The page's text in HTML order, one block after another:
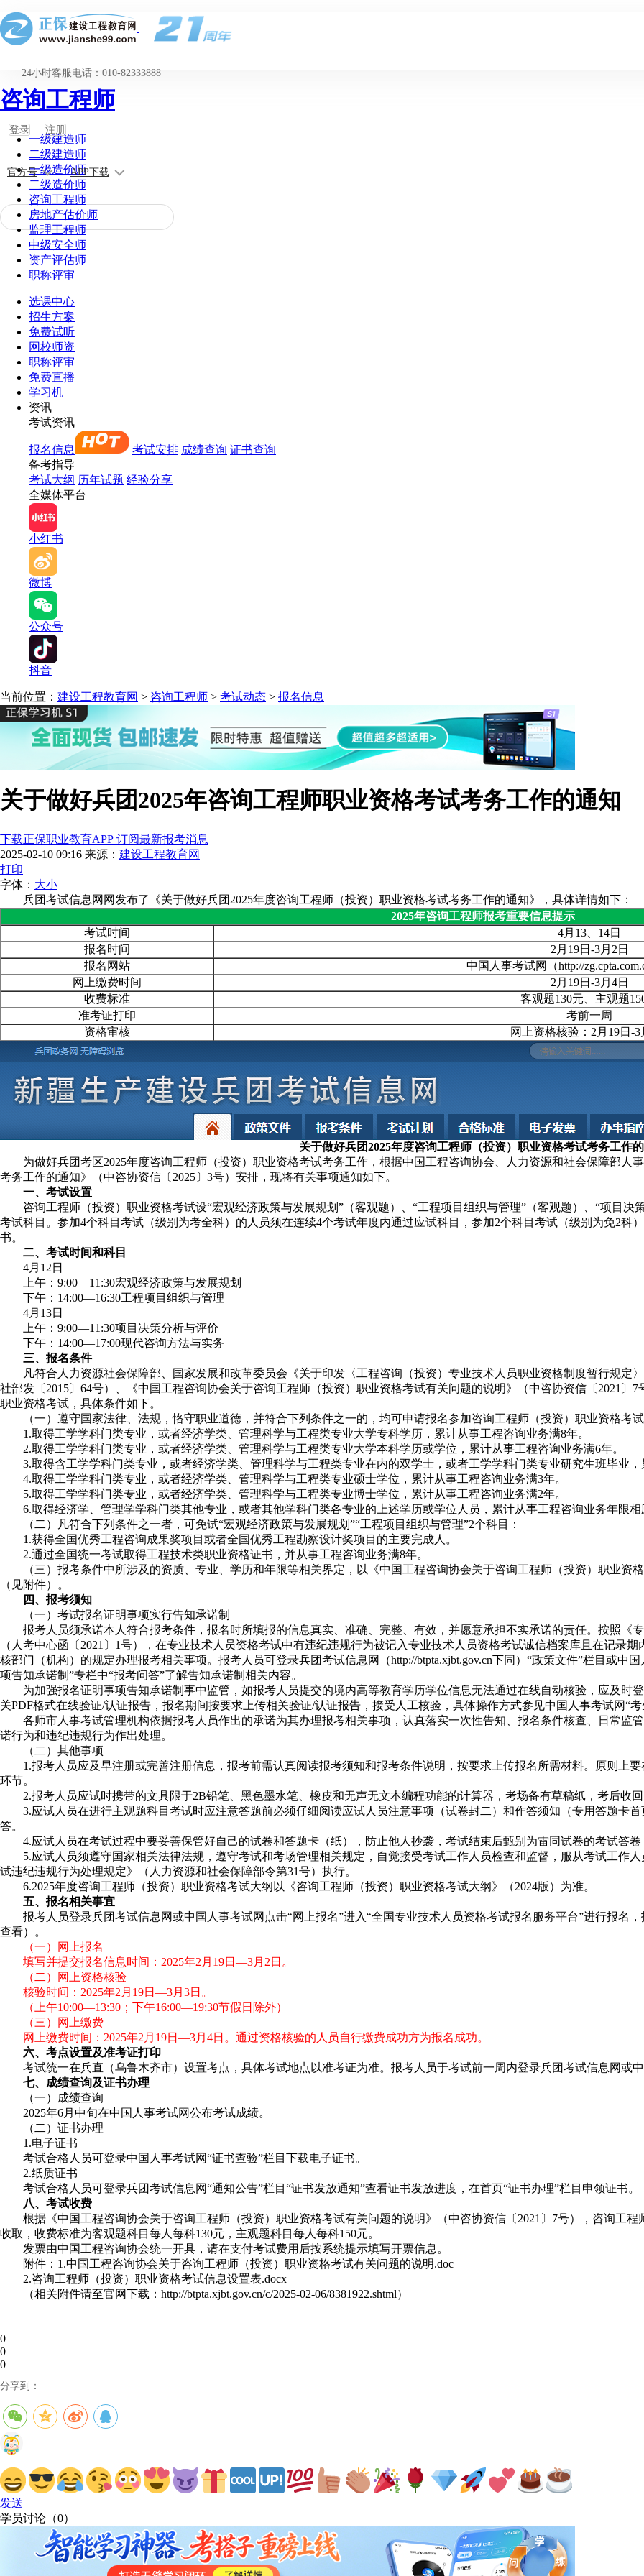
24小时客服电话：010-82333888
登录 注册
官方号 APP下载
咨询工程师
一级建造师
二级建造师
一级造价师
二级造价师
咨询工程师
房地产估价师
监理工程师
中级安全师
资产评估师
职称评审
选课中心
招生方案
免费试听
网校师资
职称评审
免费直播
学习机
资讯
考试资讯
报名信息 考试安排 成绩查询 证书查询
备考指导
考试大纲 历年试题 经验分享
全媒体平台
小红书
微博
公众号
抖音
当前位置： 建设工程教育网 > 咨询工程师 > 考试动态 > 报名信息
关于做好兵团2025年咨询工程师职业资格考试考务工作的通知
下载正保职业教育APP 订阅最新报考消息
2025-02-10 09:16 来源： 建设工程教育网
打印
字体： 大小
兵团考试信息网网发布了《关于做好兵团2025年度咨询工程师（投资）职业资格考试考务工作的通知》，具体详情如下：
2025年咨询工程师报考重要信息提示
考试时间
4月13、14日
报名时间
2月19日-3月2日
报名网站
中国人事考试网（http://
网上缴费时间
2月19日-3月4日
收费标准
客观题130元、主观题
准考证打印
考前一周
资格审核
网上资格核验：2月19日-3
关于做好兵团2025年度咨询工程师（投资）职业资格考试考务工作
为做好兵团考区2025年度咨询工程师（投资）职业资格考试考务工作，根据中国工程咨询协会、人力资源和社会保障部人
考务工作的通知》（中咨协资信〔2025〕3号）安排，现将有关事项通知如下。
一、考试设置
咨询工程师（投资）职业资格考试设“宏观经济政策与发展规划”（客观题）、“工程项目组织与管理”（客观题）、“项目决
考试科目。参加4个科目考试（级别为考全科）的人员须在连续4个考试年度内通过应试科目，参加2个科目考试（级别为免2科
书。
二、考试时间和科目
4月12日
上午：9:00—11:30宏观经济政策与发展规划
下午：14:00—16:30工程项目组织与管理
4月13日
上午：9:00—11:30项目决策分析与评价
下午：14:00—17:00现代咨询方法与实务
三、报名条件
凡符合人力资源社会保障部、国家发展和改革委员会《关于印发〈工程咨询（投资）专业技术人员职业资格制度暂行规定
社部发〔2015〕64号）、《中国工程咨询协会关于咨询工程师（投资）职业资格考试有关问题的说明》（中咨协资信〔2021〕
职业资格考试，具体条件如下。
（一）遵守国家法律、法规，恪守职业道德，并符合下列条件之一的，均可申请报名参加咨询工程师（投资）职业资格考试
1.取得工学学科门类专业，或者经济学类、管理科学与工程类专业大学专科学历，累计从事工程咨询业务满8年。
2.取得工学学科门类专业，或者经济学类、管理科学与工程类专业大学本科学历或学位，累计从事工程咨询业务满6年。
3.取得含工学学科门类专业，或者经济学类、管理科学与工程类专业在内的双学士，或者工学学科门类专业研究生班毕业，
4.取得工学学科门类专业，或者经济学类、管理科学与工程类专业硕士学位，累计从事工程咨询业务满3年。
5.取得工学学科门类专业，或者经济学类、管理科学与工程类专业博士学位，累计从事工程咨询业务满2年。
6.取得经济学、管理学学科门类其他专业，或者其他学科门类各专业的上述学历或学位人员，累计从事工程咨询业务年限相
（二）凡符合下列条件之一者，可免试“宏观经济政策与发展规划”“工程项目组织与管理”2个科目：
1.获得全国优秀工程咨询成果奖项目或者全国优秀工程勘察设计奖项目的主要完成人。
2.通过全国统一考试取得工程技术类职业资格证书，并从事工程咨询业务满8年。
（三）报考条件中所涉及的资质、专业、学历和年限等相关界定，以《中国工程咨询协会关于咨询工程师（投资）职业资
（见附件）。
四、报考须知
（一）考试报名证明事项实行告知承诺制
报考人员须承诺本人符合报考条件，报名时所填报的信息真实、准确、完整、有效，并愿意承担不实承诺的责任。按照《专
（人考中心函〔2021〕1号），在专业技术人员资格考试中有违纪违规行为被记入专业技术人员资格考试诚信档案库且在记录
核部门（机构）的规定办理报考相关事项。报考人员可登录兵团考试信息网（http://btpta.xjbt.gov.cn下同）“政策文件”栏目或中
项告知承诺制”专栏中“报考问答”了解告知承诺制相关内容。
为加强报名证明事项告知承诺制事中监管，如报考人员提交的境内高等教育学历学位信息无法通过在线自动核验，应及时
关PDF格式在线验证/认证报告，报名期间按要求上传相关验证/认证报告，接受人工核验，具体操作方式参见中国人事考试网“考
各师市人事考试管理机构依据报考人员作出的承诺为其办理报考相关事项，认真落实一次性告知、报名条件核查、日常监
诺行为和违纪违规行为作出处理。
（二）其他事项
1.报考人员应及早注册或完善注册信息，报考前需认真阅读报考须知和报考条件说明，按要求上传报名所需材料。原则上
环节。
2.报考人员应试时携带的文具限于2B铅笔、黑色墨水笔、橡皮和无声无文本编程功能的计算器，考场备有草稿纸，考后收回
3.应试人员在进行主观题科目考试时应注意答题前必须仔细阅读应试人员注意事项（试卷封二）和作答须知（专用答题卡
答。
4.应试人员在考试过程中要妥善保管好自己的试卷和答题卡（纸），防止他人抄袭，考试结束后甄别为雷同试卷的考试答卷
5.应试人员须遵守国家相关法律法规，遵守考试和考场管理相关规定，自觉接受考试工作人员检查和监督，服从考试工作
试违纪违规行为处理规定》（人力资源和社会保障部令第31号）执行。
6.2025年度咨询工程师（投资）职业资格考试大纲以《咨询工程师（投资）职业资格考试大纲》（2024版）为准。
五、报名相关事宜
报考人员登录兵团考试信息网或中国人事考试网点击“网上报名”进入“全国专业技术人员资格考试报名服务平台”进行报名，
查看）。
（一）网上报名
填写并提交报名信息时间：2025年2月19日—3月2日。
（二）网上资格核验
核验时间：2025年2月19日—3月3日。
（上午10:00—13:30；下午16:00—19:30节假日除外）
（三）网上缴费
网上缴费时间：2025年2月19日—3月4日。通过资格核验的人员自行缴费成功方为报名成功。
六、考点设置及准考证打印
考试统一在兵直（乌鲁木齐市）设置考点，具体考试地点以准考证为准。报考人员于考试前一周内登录兵团考试信息网或中
七、成绩查询及证书办理
（一）成绩查询
2025年6月中旬在中国人事考试网公布考试成绩。
（二）证书办理
1.电子证书
考试合格人员可登录中国人事考试网“证书查验”栏目下载电子证书。
2.纸质证书
考试合格人员可登录兵团考试信息网“通知公告”栏目“证书发放通知”查看证书发放进度，在首页“证书办理”栏目申领证书。
八、考试收费
根据《中国工程咨询协会关于咨询工程师（投资）职业资格考试有关问题的说明》（中咨协资信〔2021〕7号），咨询工程
收取，收费标准为客观题科目每人每科130元，主观题科目每人每科150元。
发票由中国工程咨询协会统一开具，请在支付考试费用后按系统提示填写开票信息。
附件：1.中国工程咨询协会关于咨询工程师（投资）职业资格考试有关问题的说明.doc
2.咨询工程师（投资）职业资格考试信息设置表.docx
（相关附件请至官网下载：http://btpta.xjbt.gov.cn/c/2025-02-06/8381922.shtml）
0
0
0
分享到：
发送
学员讨论（0）